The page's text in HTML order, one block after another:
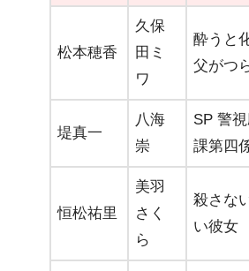
松本穂香
久保
田ミ
ワ
酔うと
父がつ
堤真一
八海
崇
SP 警
課第四
恒松祐里
美羽
さく
ら
殺さな
い彼女